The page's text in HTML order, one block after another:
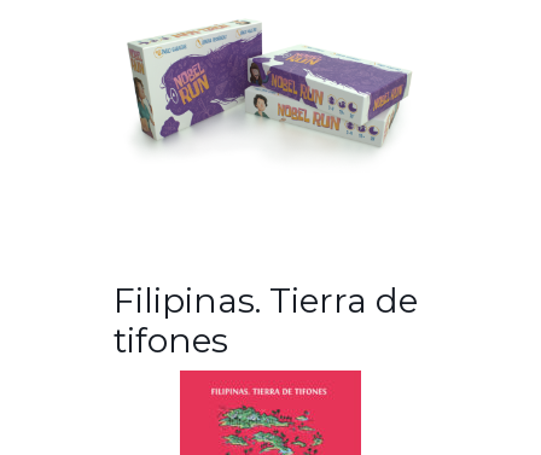
Filipinas. Tierra de
tifones